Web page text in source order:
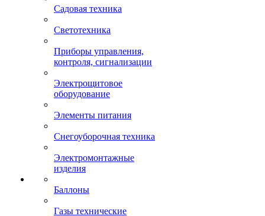
Садовая техника
Светотехника
Приборы управления,
контроля, сигнализации
Электрощитовое
оборудование
Элементы питания
Снегоуборочная техника
Электромонтажные
изделия
Баллоны
Газы технические